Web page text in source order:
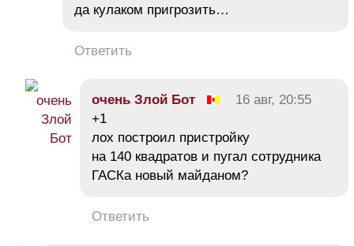
да кулаком пригрозить…
Ответить
очень Злой Бот
16 авг, 20:55
+1
лох построил пристройку
на 140 квадратов и пугал сотрудника
ГАСКа новый майданом?
Ответить